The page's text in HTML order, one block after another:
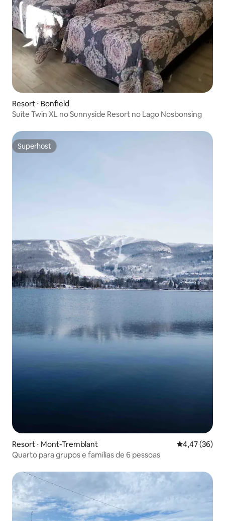
Resort ⋅ Bonfield
Suíte Twin XL no Sunnyside Resort no Lago Nosbonsing
Superhost
Superhost
Resort ⋅ Mont-Tremblant 4,47 de uma
4,47 (36)
Quarto para grupos e famílias de 6 pessoas